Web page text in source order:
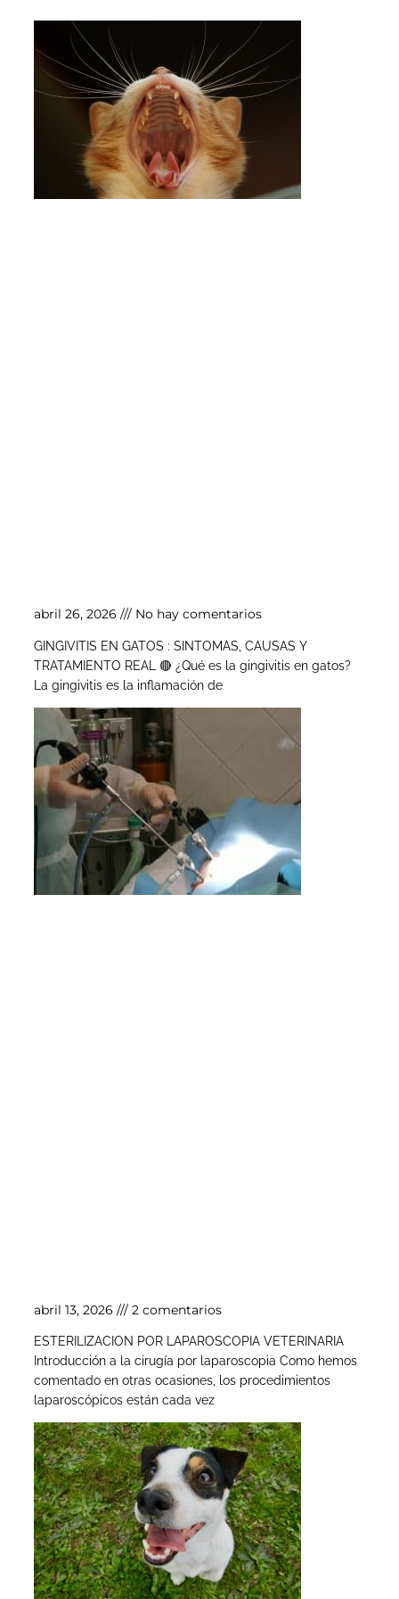
abril 26, 2026 No hay comentarios
GINGIVITIS EN GATOS : SINTOMAS, CAUSAS Y
TRATAMIENTO REAL 🔴 ¿Qué es la gingivitis en gatos?
La gingivitis es la inflamación de
abril 13, 2026 2 comentarios
ESTERILIZACION POR LAPAROSCOPIA VETERINARIA
Introducción a la cirugía por laparoscopia Como hemos
comentado en otras ocasiones, los procedimientos
laparoscópicos están cada vez